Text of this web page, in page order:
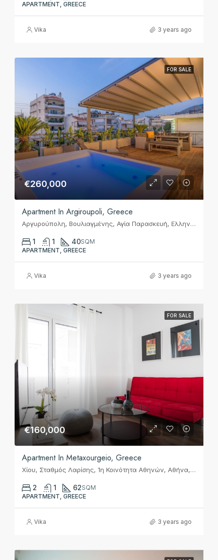
APARTMENT, GREECE
Vika 3 years ago
FOR SALE
€260,000
Apartment In Argiroupoli, Greece
Αργυρούπολη, Βουλιαγμένης, Αγία Παρασκευή, Ελληνικό, Δημοτική Ενότητα Ελληνικού, Δήμος Ελληνικού - Αργυρούπολης, Περιφερειακή Ενότητα Νοτίου Τομέα Αθηνών, Περιφέρεια Αττικής, Αποκεντρωμένη Διοίκηση Αττικής, 167 77, Ελλάς
1 1 40SQM
APARTMENT, GREECE
Vika 3 years ago
FOR SALE
€160,000
Apartment In Metaxourgeio, Greece
Χίου, Σταθμός Λαρίσης, 1η Κοινότητα Αθηνών, Αθήνα, Δήμος Αθηναίων, Περιφερειακή Ενότητα Κεντρικού Τομέα Αθηνών, Περιφέρεια Αττικής, Αποκεντρωμένη Διοίκηση Αττικής, 104 38, Ελλάς
2 1 62SQM
APARTMENT, GREECE
Vika 3 years ago